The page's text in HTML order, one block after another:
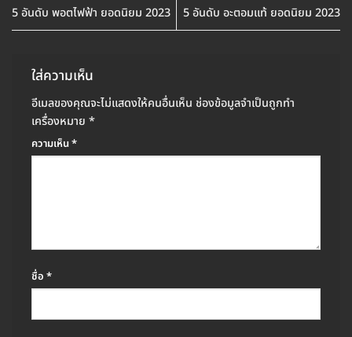
5 อันดับ พอตไฟฟ้า ยอดนิยม 2023 5 อันดับ อะตอมแท้ ยอดนิยม 2023
ใส่ความเห็น
อีเมลของคุณจะไม่แสดงให้คนอื่นเห็น ช่องข้อมูลจำเป็นถูกทำ
เครื่องหมาย *
ความเห็น*
ชื่อ *